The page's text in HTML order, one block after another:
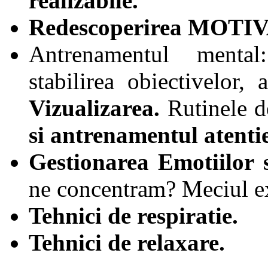
Redescoperirea
Antrenamentul
stabilirea obiectivelor,
Vizualizarea. Rutinele
si antrenamentul
Gestionarea Emotiilor
ne concentram? Meciul
Tehnici de respiratie.
Tehnici de relaxare.